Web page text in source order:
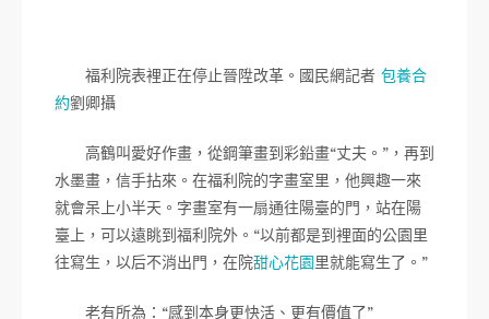
福利院表裡正在停止晉陞改革。國民網記者 包養合
約劉卿攝
高鶴叫愛好作畫，從鋼筆畫到彩鉛畫“丈夫。”，再到
水墨畫，信手拈來。在福利院的字畫室里，他興趣一來
就會呆上小半天。字畫室有一扇通往陽臺的門，站在陽
臺上，可以遠眺到福利院外。“以前都是到裡面的公園里
往寫生，以后不消出門，在院甜心花園里就能寫生了。”
老有所為：“感到本身更快活、更有價值了”